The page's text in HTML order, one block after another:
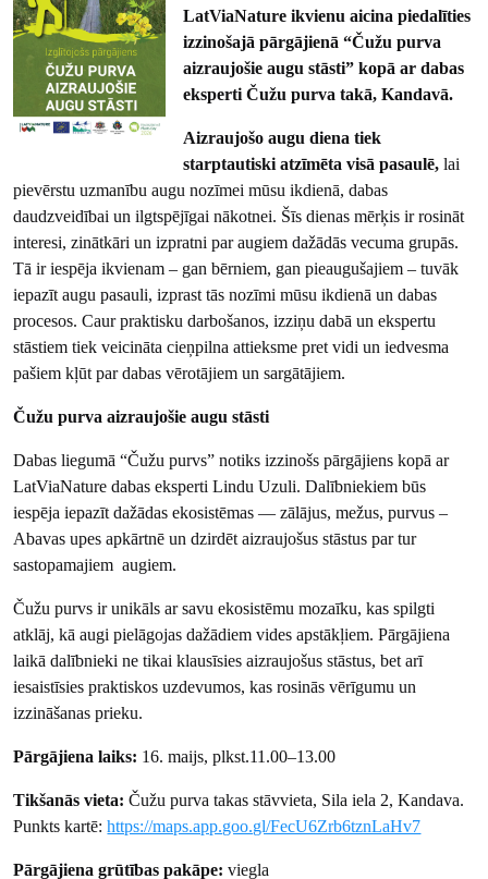
LatViaNature ikvienu aicina piedalīties
izzinošajā pārgājienā “Čužu purva
aizraujošie augu stāsti” kopā ar dabas
eksperti Čužu purva takā, Kandavā.
Aizraujošo augu diena tiek
starptautiski atzīmēta visā pasaulē,lai
pievērstu uzmanību augu nozīmei mūsu ikdienā, dabas
daudzveidībai un ilgtspējīgai nākotnei. Šīs dienas mērķis ir rosināt
interesi, zinātkāri un izpratni par augiem dažādās vecuma grupās.
Tā ir iespēja ikvienam – gan bērniem, gan pieaugušajiem – tuvāk
iepazīt augu pasauli, izprast tās nozīmi mūsu ikdienā un dabas
procesos. Caur praktisku darbošanos, izziņu dabā un ekspertu
stāstiem tiek veicināta cieņpilna attieksme pret vidi un iedvesma
pašiem kļūt par dabas vērotājiem un sargātājiem.
Čužu purva aizraujošie augu stāsti
Dabas liegumā “Čužu purvs” notiks izzinošs pārgājiens kopā ar
LatViaNature dabas eksperti Lindu Uzuli. Dalībniekiem būs
iespēja iepazīt dažādas ekosistēmas — zālājus, mežus, purvus –
Abavas upes apkārtnē un dzirdēt aizraujošus stāstus par tur
sastopamajiem augiem.
Čužu purvs ir unikāls ar savu ekosistēmu mozaīku, kas spilgti
atklāj, kā augi pielāgojas dažādiem vides apstākļiem. Pārgājiena
laikā dalībnieki ne tikai klausīsies aizraujošus stāstus, bet arī
iesaistīsies praktiskos uzdevumos, kas rosinās vērīgumu un
izzināšanas prieku.
Pārgājiena laiks: 16. maijs, plkst.11.00–13.00
Tikšanās vieta: Čužu purva takas stāvvieta, Sila iela 2, Kandava.
Punkts kartē:https://maps.app.goo.gl/FecU6Zrb6tznLaHv7
Pārgājiena grūtības pakāpe:viegla